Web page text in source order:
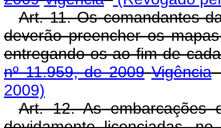
Art. 11. Os comandantes
deverão preencher os
entregando-os ao fim de
nº 11.959, de 2009 Vigência
2009)
Art. 12. As embarcações